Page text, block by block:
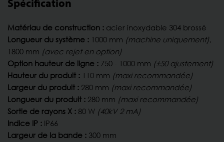
Spécification
Matériau de construction : acier inoxydable 304 brossé
Longueur du système : 1000 mm (machine uniquement),
1800 mm (avec rejet en option)
Option hauteur de ligne : 750 - 1000 mm (±50 ajustement)
Hauteur du produit : 110 mm (maxi recommandée)
Largeur du produit : 280 mm (maxi recommandée)
Longueur du produit : 280 mm (maxi recommandée)
Sortie de rayons X : 80 W (40kV 2 mA)
Indice IP : IP66
Largeur de la bande : 300 mm